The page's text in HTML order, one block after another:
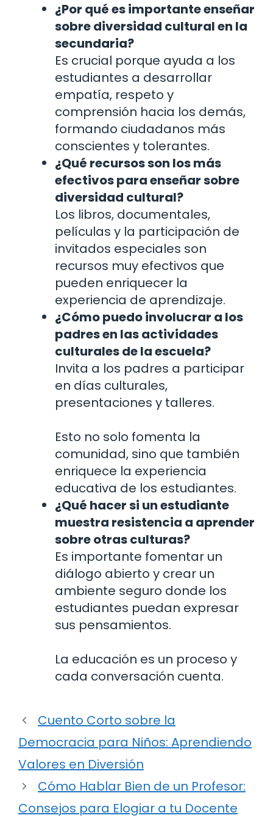
¿Por qué es importante enseñar
sobre diversidad cultural en la
secundaria?
Es crucial porque ayuda a los
estudiantes a desarrollar
empatía, respeto y
comprensión hacia los demás,
formando ciudadanos más
conscientes y tolerantes.
¿Qué recursos son los más
efectivos para enseñar sobre
diversidad cultural?
Los libros, documentales,
películas y la participación de
invitados especiales son
recursos muy efectivos que
pueden enriquecer la
experiencia de aprendizaje.
¿Cómo puedo involucrar a los
padres en las actividades
culturales de la escuela?
Invita a los padres a participar
en días culturales,
presentaciones y talleres.
Esto no solo fomenta la
comunidad, sino que también
enriquece la experiencia
educativa de los estudiantes.
¿Qué hacer si un estudiante
muestra resistencia a aprender
sobre otras culturas?
Es importante fomentar un
diálogo abierto y crear un
ambiente seguro donde los
estudiantes puedan expresar
sus pensamientos.
La educación es un proceso y
cada conversación cuenta.
Cuento Corto sobre la
Democracia para Niños: Aprendiendo
Valores en Diversión
Cómo Hablar Bien de un Profesor:
Consejos para Elogiar a tu Docente